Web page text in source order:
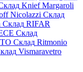
KniefMargaroli
Nicolazzi Склад
Склад RIFAR
Склад
Склад Ritmonio
Vismaravetro